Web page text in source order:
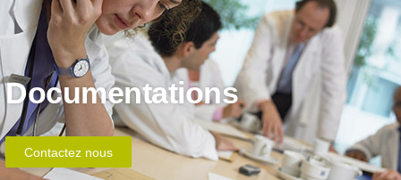
Documentations
Contactez nous